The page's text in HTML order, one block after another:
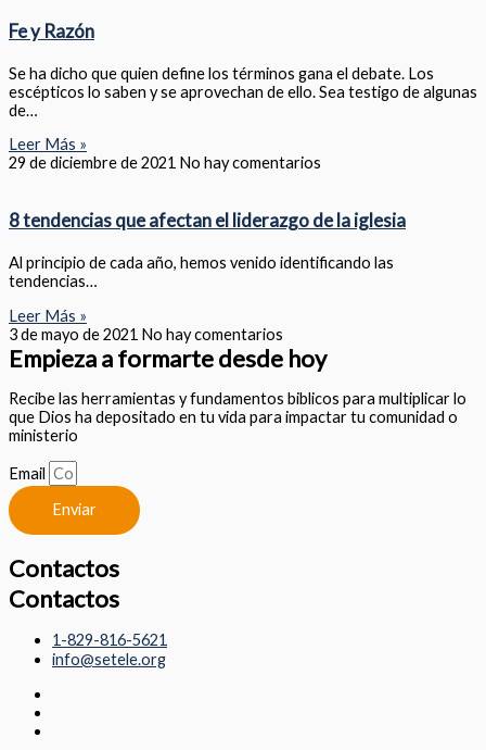
Fe y Razón
Se ha dicho que quien define los términos gana el debate. Los
escépticos lo saben y se aprovechan de ello. Sea testigo de algunas
de…
Leer Más »
29 de diciembre de 2021 No hay comentarios
8 tendencias que afectan el liderazgo de la iglesia
Al principio de cada año, hemos venido identificando las
tendencias…
Leer Más »
3 de mayo de 2021 No hay comentarios
Empieza a formarte desde hoy
Recibe las herramientas y fundamentos biblicos para multiplicar lo
que Dios ha depositado en tu vida para impactar tu comunidad o
ministerio
Email
Enviar
Contactos
Contactos
1-829-816-5621
info@setele.org